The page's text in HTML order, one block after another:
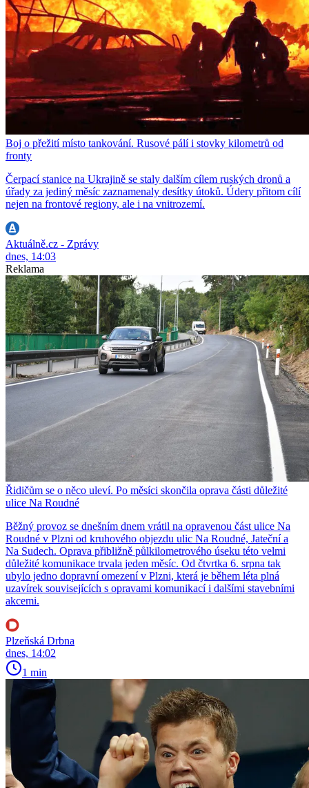
Boj o přežití místo tankování. Rusové pálí i stovky kilometrů od
fronty
Čerpací stanice na Ukrajině se staly dalším cílem ruských dronů a
úřady za jediný měsíc zaznamenaly desítky útoků. Údery přitom cílí
nejen na frontové regiony, ale i na vnitrozemí.
Aktuálně.cz - Zprávy
dnes, 14:03
Reklama
Řidičům se o něco uleví. Po měsíci skončila oprava části důležité
ulice Na Roudné
Běžný provoz se dnešním dnem vrátil na opravenou část ulice Na
Roudné v Plzni od kruhového objezdu ulic Na Roudné, Jateční a
Na Sudech. Oprava přibližně půlkilometrového úseku této velmi
důležité komunikace trvala jeden měsíc. Od čtvrtka 6. srpna tak
ubylo jedno dopravní omezení v Plzni, která je během léta plná
uzavírek souvisejících s opravami komunikací i dalšími stavebními
akcemi.
Plzeňská Drbna
dnes, 14:02
1 min